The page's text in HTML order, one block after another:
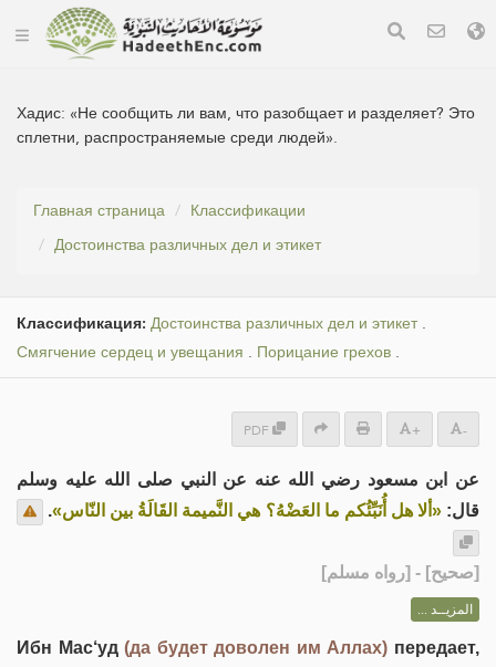
Хадис: «Не сообщить ли вам, что разобщает и разделяет? Это
сплетни, распространяемые среди людей».
Главная страница
Классификации
Достоинства различных дел и этикет
Классификация: Достоинства различных дел и этикет.
Смягчение сердец и увещания . Порицание грехов .
PDF + -
عن ابن مسعود رضي الله عنه عن النبي صلى الله عليه وسلم
قال:«ألا هل أُنَبِّئُكم ما العَضْهُ؟ هي النَّميمة القَالَةُ بين النّاس».
[صحيح] - [رواه مسلم]
المزيــد ...
Ибн Мас‘уд(да будет доволен им Аллах) передает,